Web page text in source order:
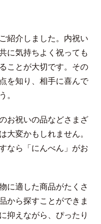
紹介しました。内祝い
に気持ちよく祝っても
ことが大切です。その
を知り、相手に喜んで
。
お祝いの品などさまざ
大変かもしれません。
なら「にんべん」がお
に適した商品がたくさ
から探すことができま
抑えながら、ぴったり